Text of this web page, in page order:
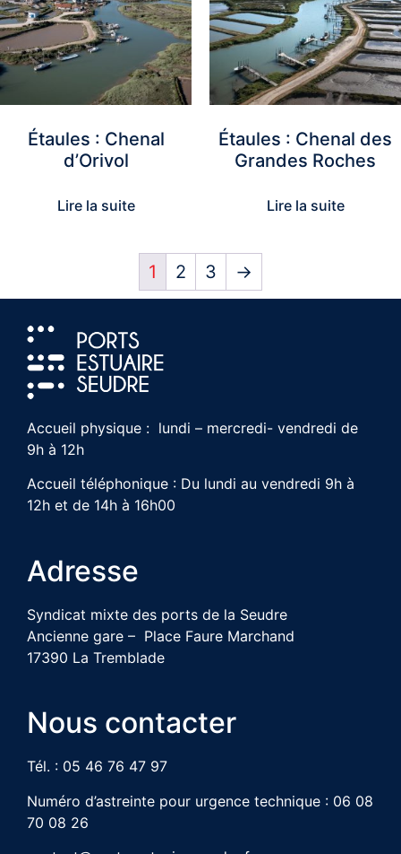
Étaules : Chenal
d’Orivol
Lire la suite
Étaules : Chenal des
Grandes Roches
Lire la suite
1 2 3 →
Accueil physique : lundi – mercredi- vendredi de
9h à 12h
Accueil téléphonique : Du lundi au vendredi 9h à
12h et de 14h à 16h00
Adresse
Syndicat mixte des ports de la Seudre
Ancienne gare – Place Faure Marchand
17390 La Tremblade
Nous contacter
Tél. : 05 46 76 47 97
Numéro d’astreinte pour urgence technique : 06 08
70 08 26